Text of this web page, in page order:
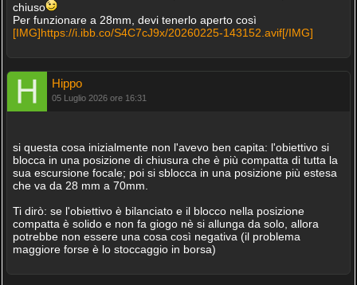
chiuso
Per funzionare a 28mm, devi tenerlo aperto così
[IMG]https://i.ibb.co/S4C7cJ9x/20260225-143152.avif[/IMG]
Hippo
05 Luglio 2026 ore 16:31
si questa cosa inizialmente non l'avevo ben capita: l'obiettivo si
blocca in una posizione di chiusura che è più compatta di tutta la
sua escursione focale; poi si sblocca in una posizione più estesa
che va da 28 mm a 70mm.
Ti dirò: se l'obiettivo è bilanciato e il blocco nella posizione
compatta è solido e non fa giogo nè si allunga da solo, allora
potrebbe non essere una cosa così negativa (il problema
maggiore forse è lo stoccaggio in borsa)